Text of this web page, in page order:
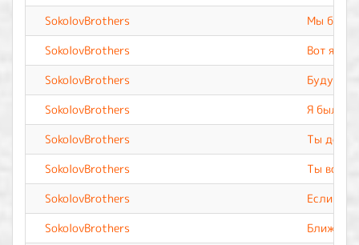
SokolovBrothers
Мы
SokolovBrothers
Вот я
SokolovBrothers
Буду
SokolovBrothers
Я был
SokolovBrothers
Ты
SokolovBrothers
Ты
SokolovBrothers
Если не
SokolovBrothers
Ближе к